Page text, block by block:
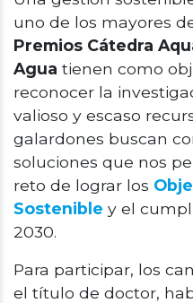
uno de los mayores
Premios Cátedra
Agua tienen como
reconocer la
valioso y escaso
galardones buscan
soluciones que nos
reto de lograr los
Sostenible y el
2030.
Para participar, los
el título de doctor,